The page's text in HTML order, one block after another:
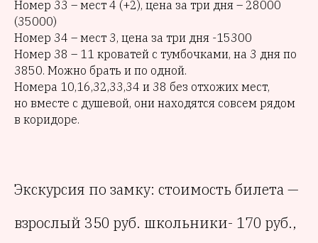
Номер 33 – мест 4 (+2), цена за три дня – 28000
(35000)
Номер 34 – мест 3, цена за три дня -15300
Номер 38 – 11 кроватей с тумбочками, на 3 дня по
3850. Можно брать и по одной.
Номера 10,16,32,33,34 и 38 без отхожих мест,
но вместе с душевой, они находятся совсем рядом
в коридоре.
Экскурсия по замку: стоимость билета —
взрослый 350 руб. школьники- 170 руб.,